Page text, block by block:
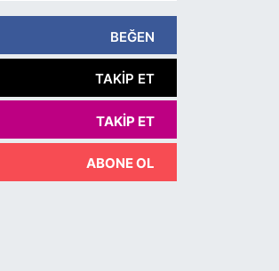
BEĞEN
TAKIP ET
TAKIP ET
ABONE OL